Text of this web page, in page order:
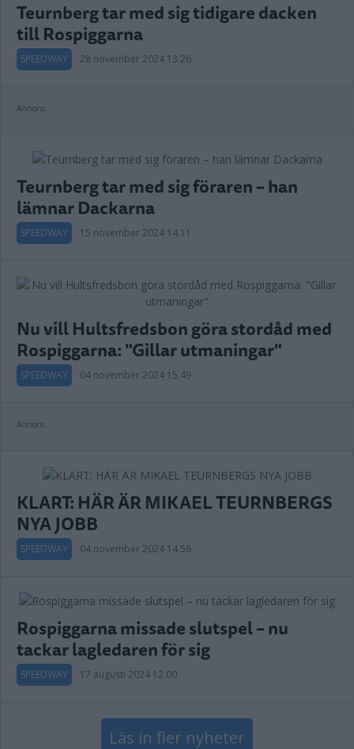
Teurnberg tar med sig tidigare dacken
till Rospiggarna
SPEEDWAY 28 november 2024 13.26
Annons:
Teurnberg tar med sig föraren – han
lämnar Dackarna
SPEEDWAY 15 november 2024 14.11
Nu vill Hultsfredsbon göra stordåd med
Rospiggarna: "Gillar utmaningar"
SPEEDWAY 04 november 2024 15.49
Annons:
KLART: HÄR ÄR MIKAEL TEURNBERGS
NYA JOBB
SPEEDWAY 04 november 2024 14.56
Rospiggarna missade slutspel – nu
tackar lagledaren för sig
SPEEDWAY 17 augusti 2024 12.00
Läs in fler nyheter